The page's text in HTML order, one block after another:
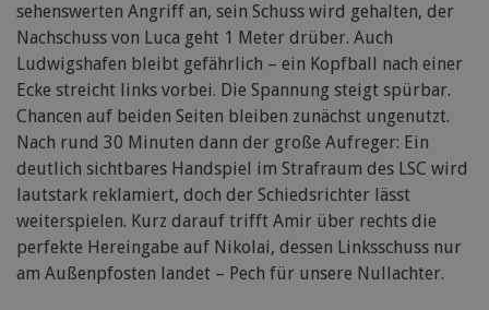
sehenswerten Angriff an, sein Schuss wird gehalten, der
Nachschuss von Luca geht 1 Meter drüber. Auch
Ludwigshafen bleibt gefährlich – ein Kopfball nach einer
Ecke streicht links vorbei. Die Spannung steigt spürbar.
Chancen auf beiden Seiten bleiben zunächst ungenutzt.
Nach rund 30 Minuten dann der große Aufreger: Ein
deutlich sichtbares Handspiel im Strafraum des LSC wird
lautstark reklamiert, doch der Schiedsrichter lässt
weiterspielen. Kurz darauf trifft Amir über rechts die
perfekte Hereingabe auf Nikolai, dessen Linksschuss nur
am Außenpfosten landet – Pech für unsere Nullachter.